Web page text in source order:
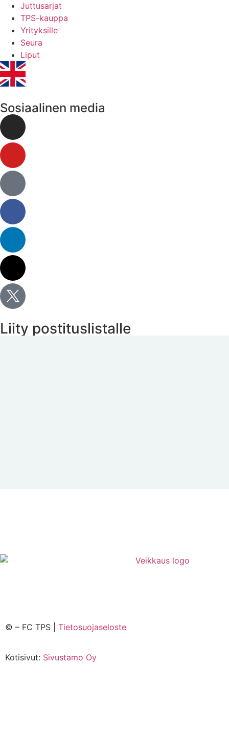
Juttusarjat
TPS-kauppa
Yrityksille
Seura
Liput
Sosiaalinen media
Liity postituslistalle
© – FC TPS | Tietosuojaseloste
Kotisivut: Sivustamo Oy